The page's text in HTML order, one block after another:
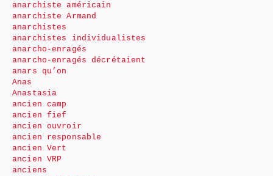
anarchiste américain
anarchiste Armand
anarchistes
anarchistes individualistes
anarcho-enragés
anarcho-enragés décrétaient
anars qu’on
Anas
Anastasia
ancien camp
ancien fief
ancien ouvroir
ancien responsable
ancien Vert
ancien VRP
anciens